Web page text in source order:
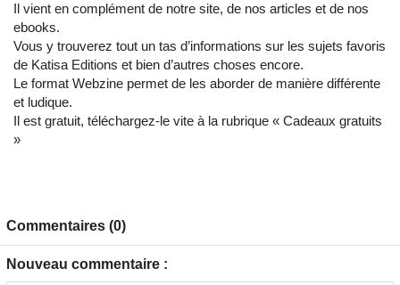
Il vient en complément de notre site, de nos articles et de nos
ebooks.
Vous y trouverez tout un tas d’informations sur les sujets favoris
de Katisa Editions et bien d’autres choses encore.
Le format Webzine permet de les aborder de manière différente
et ludique.
Il est gratuit, téléchargez-le vite à la rubrique « Cadeaux gratuits
»
Commentaires (0)
Nouveau commentaire :